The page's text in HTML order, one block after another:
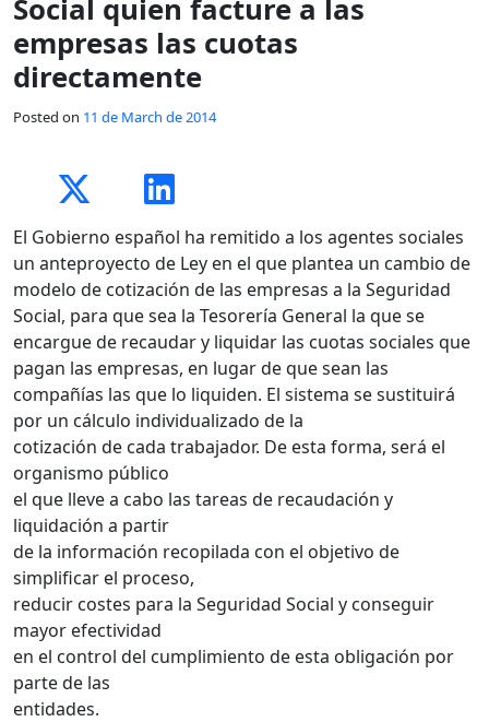
Social quien facture a las
empresas las cuotas
directamente
Posted on 11 de March de 2014
El Gobierno español ha remitido a los agentes sociales
un anteproyecto de Ley en el que plantea un cambio de
modelo de cotización de las empresas a la Seguridad
Social, para que sea la Tesorería General la que se
encargue de recaudar y liquidar las cuotas sociales que
pagan las empresas, en lugar de que sean las
compañías las que lo liquiden. El sistema se sustituirá
por un cálculo individualizado de la
cotización de cada trabajador. De esta forma, será el
organismo público
el que lleve a cabo las tareas de recaudación y
liquidación a partir
de la información recopilada con el objetivo de
simplificar el proceso,
reducir costes para la Seguridad Social y conseguir
mayor efectividad
en el control del cumplimiento de esta obligación por
parte de las
entidades.